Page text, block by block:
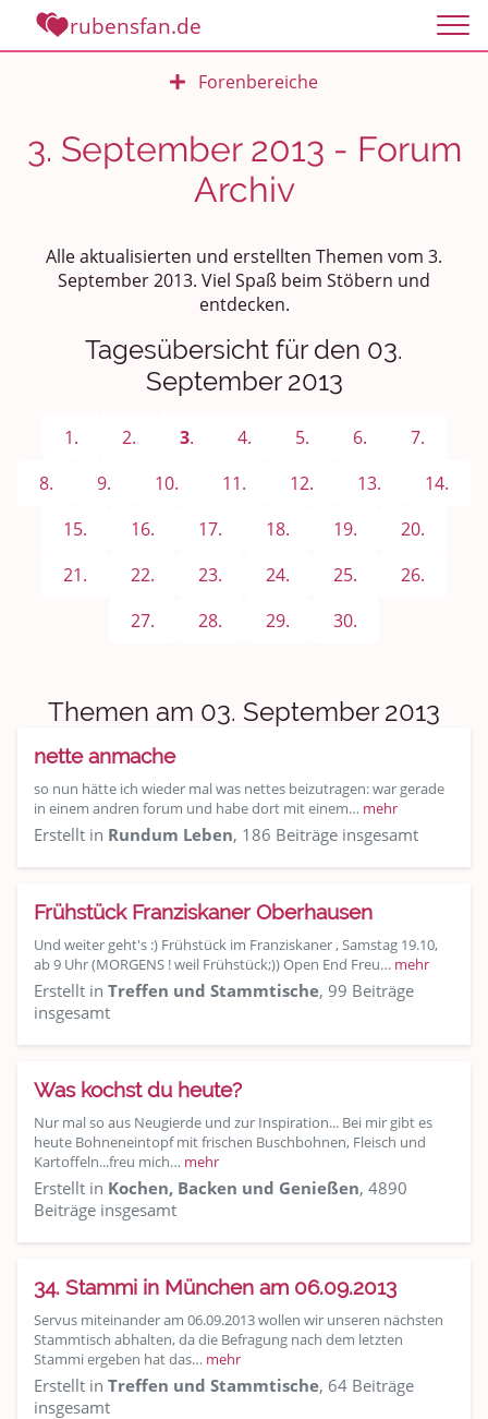
rubensfan.de
Forenbereiche
Rundum Leben
Politik und Weltgeschehen
Persönliches
Treffen und Stammtische
Ü100 Party - Fanecke
Gesundheit & Wellness
Sport & Freizeit
Shopping und Bekleidung
Anregungen und Support
Spiel, Spaß und Sinnlosigkeit
Gewicht reduzieren
Archiv
3. September 2013 - Forum
Archiv
Alle aktualisierten und erstellten Themen vom 3.
September 2013. Viel Spaß beim Stöbern und
entdecken.
Tagesübersicht für den 03.
September 2013
1. 2. 3. 4. 5. 6.
7.
8.
9. 10. 11. 12. 13.
14.
15.
16. 17. 18. 19.
20.
21.
22. 23. 24. 25.
26.
27.
28. 29. 30.
Themen am 03. September 2013
nette anmache
so nun hätte ich wieder mal was nettes beizutragen: war gerade
in einem andren forum und habe dort mit einem… mehr
Erstellt in Rundum Leben, 186 Beiträge insgesamt
Frühstück Franziskaner Oberhausen
Und weiter geht's :) Frühstück im Franziskaner , Samstag 19.10,
ab 9 Uhr (MORGENS ! weil Frühstück;)) Open End Freu… mehr
Erstellt in Treffen und Stammtische, 99 Beiträge
insgesamt
Was kochst du heute?
Nur mal so aus Neugierde und zur Inspiration... Bei mir gibt es
heute Bohneneintopf mit frischen Buschbohnen, Fleisch und
Kartoffeln...freu mich… mehr
Erstellt in Kochen, Backen und Genießen, 4890
Beiträge insgesamt
34. Stammi in München am 06.09.2013
Servus miteinander am 06.09.2013 wollen wir unseren nächsten
Stammtisch abhalten, da die Befragung nach dem letzten
Stammi ergeben hat das… mehr
Erstellt in Treffen und Stammtische, 64 Beiträge
insgesamt